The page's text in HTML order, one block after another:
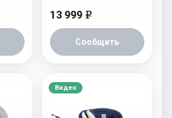
13 999 e
Сообщить
Видео